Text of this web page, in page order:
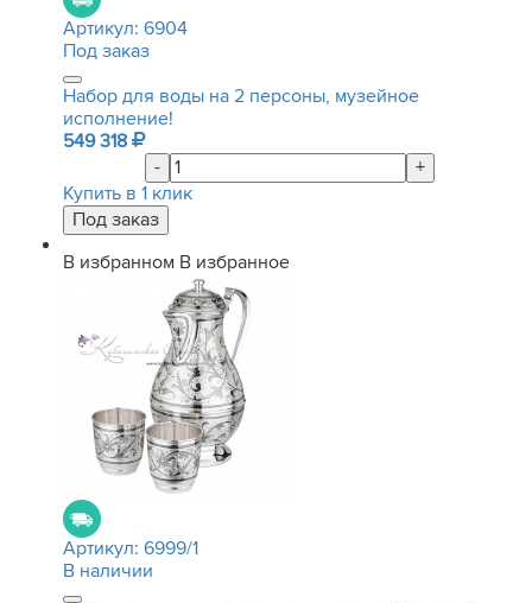
Артикул: 6904
Под заказ
Набор для воды на 2 персоны, музейное
исполнение!
549 318
-
+
Купить в 1 клик
В избранном В избранное
Артикул: 6999/1
В наличии